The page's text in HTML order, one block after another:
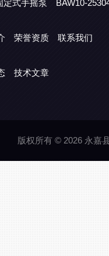
定式手摇泵
BAW10-
荣誉资质 联系我们
技术文章
版权所有 © 2026 永嘉